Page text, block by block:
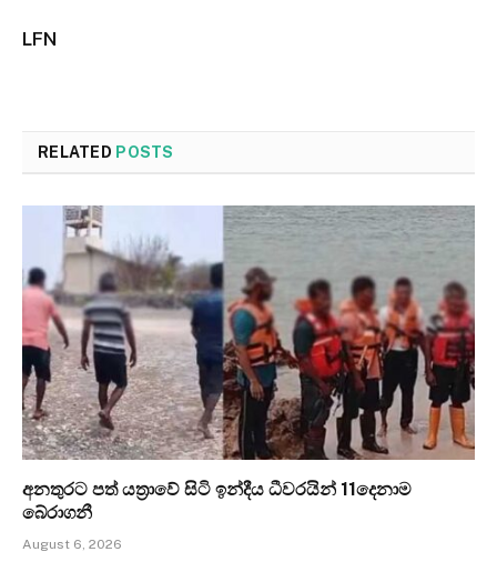
LFN
RELATED POSTS
අනතුරට පත් යත්‍රාවේ සිටි ඉන්දීය ධීවරයින් 11දෙනාම
බේරාගනී
August 6, 2026